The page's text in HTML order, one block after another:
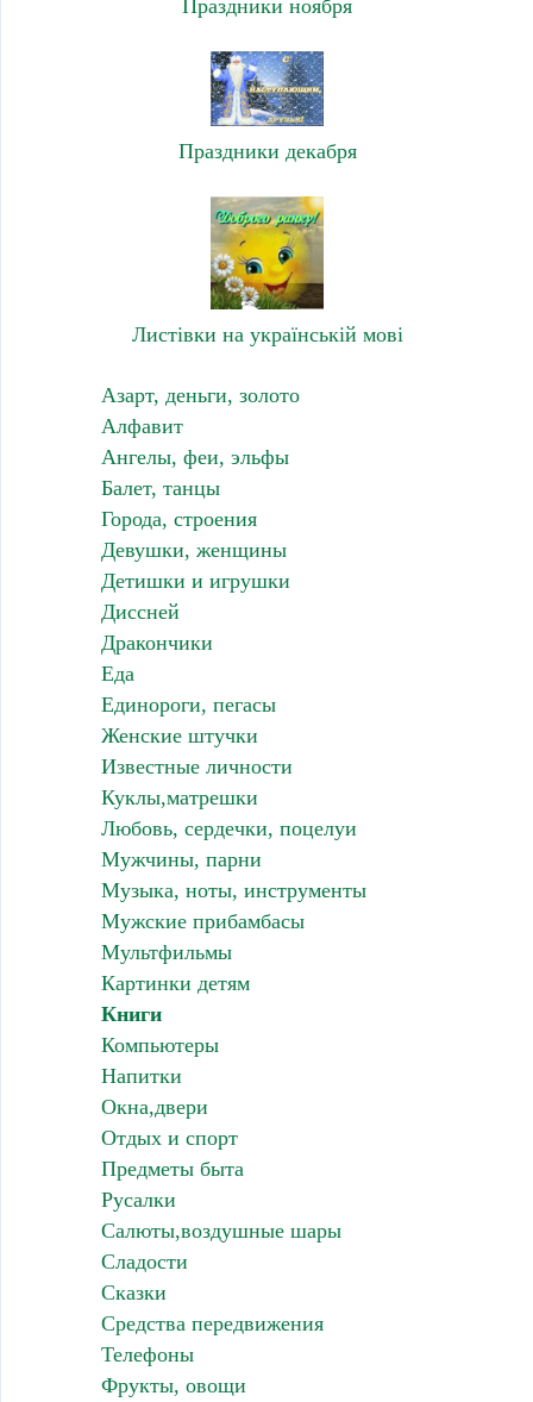
Праздники ноября
Праздники декабря
Листівки на українській мові
Азарт, деньги, золото
Алфавит
Ангелы, феи, эльфы
Балет, танцы
Города, строения
Девушки, женщины
Детишки и игрушки
Диссней
Дракончики
Еда
Единороги, пегасы
Женские штучки
Известные личности
Куклы,матрешки
Любовь, сердечки, поцелуи
Мужчины, парни
Музыка, ноты, инструменты
Мужские прибамбасы
Мультфильмы
Картинки детям
Книги
Компьютеры
Напитки
Окна,двери
Отдых и спорт
Предметы быта
Русалки
Салюты,воздушные шары
Сладости
Сказки
Средства передвижения
Телефоны
Фрукты, овощи